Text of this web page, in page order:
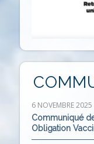
6 NOVEMBRE 2025
Communiqué
Obligation